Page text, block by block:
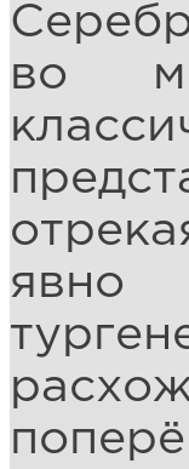
во
явно